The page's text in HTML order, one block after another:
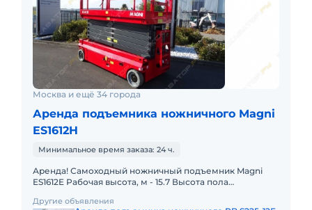
Москва и ещё 34 города
Аренда подъемника ножничного Magni
ES1612H
Минимальное время заказа: 24 ч.
Аренда! Самоходный ножничный подъемник Magni
ES1612E Рабочая высота, м - 15.7 Высота пола
кг - 200 Вес по
Другие объявления